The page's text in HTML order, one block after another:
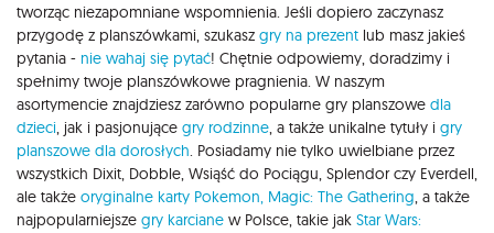
tworząc niezapomniane wspomnienia. Jeśli dopiero zaczynasz
przygodę z planszówkami, szukasz gry na prezent lub masz jakieś
pytania - nie wahaj się pytać! Chętnie odpowiemy, doradzimy i
spełnimy twoje planszówkowe pragnienia. W naszym
asortymencie znajdziesz zarówno popularne gry planszowe dla
dzieci, jak i pasjonujące gry rodzinne, a także unikalne tytuły i gry
planszowe dla dorosłych. Posiadamy nie tylko uwielbiane przez
wszystkich Dixit, Dobble, Wsiąść do Pociągu, Splendor czy Everdell,
ale także oryginalne karty Pokemon, Magic: The Gathering, a także
najpopularniejsze gry karciane w Polsce, takie jak Star Wars: